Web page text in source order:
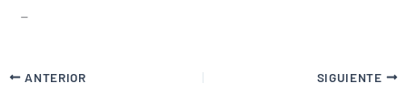
–
ANTERIOR SIGUIENTE